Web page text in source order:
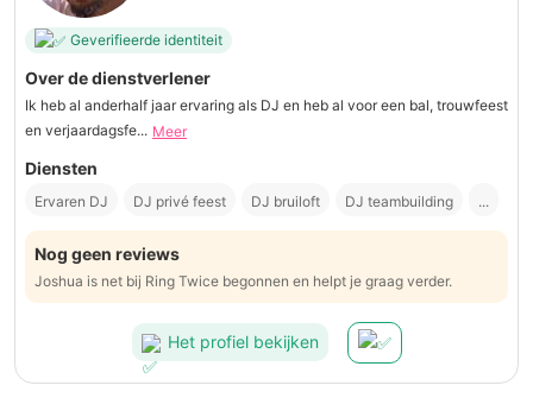
Geverifieerde identiteit
Over de dienstverlener
Ik heb al anderhalf jaar ervaring als DJ en heb al voor een bal, trouwfeest
en verjaardagsfe... Meer
Diensten
Ervaren DJ DJ privé feest DJ bruiloft DJ teambuilding ...
Nog geen reviews
Joshua is net bij Ring Twice begonnen en helpt je graag verder.
Het profiel bekijken